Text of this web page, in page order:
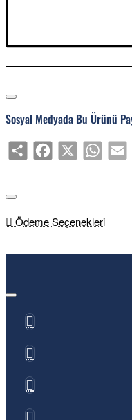
Sosyal Medyada Bu Ürünü
ShareFacebook
X
Ödeme Seçenekleri